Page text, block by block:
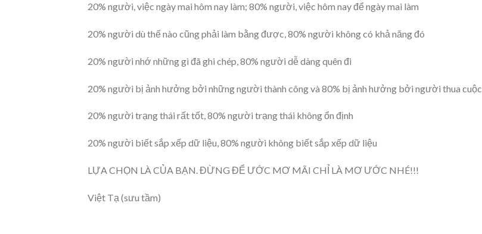
20% người, việc ngày mai hôm nay làm; 80% người, việc hôm nay để ngày mai làm
20% người dù thế nào cũng phải làm bằng được, 80% người không có khả năng đó
20% người nhớ những gì đã ghi chép, 80% người dễ dàng quên đi
20% người bị ảnh hưởng bởi những người thành công và 80% bị ảnh hưởng bởi người thua cuộc
20% người trạng thái rất tốt, 80% người trạng thái không ổn định
20% người biết sắp xếp dữ liệu, 80% người không biết sắp xếp dữ liệu
LỰA CHỌN LÀ CỦA BẠN. ĐỪNG ĐỂ ƯỚC MƠ MÃI CHỈ LÀ MƠ ƯỚC NHÉ!!!
Việt Tạ (sưu tầm)